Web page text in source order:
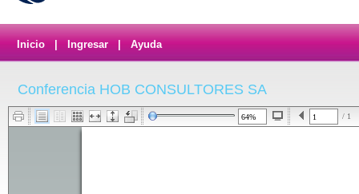
Inicio Ingresar Ayuda
Conferencia HOB CONSULTORES SA
/ 1